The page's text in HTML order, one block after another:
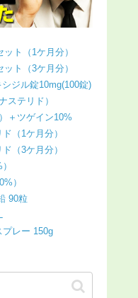
ト（1ケ月分）
ト（3ケ月分）
ジル錠10mg(100錠)
ステリド）
＋ツゲイン10%
（1ケ月分）
（3ケ月分）
）
90粒
プレー 150g